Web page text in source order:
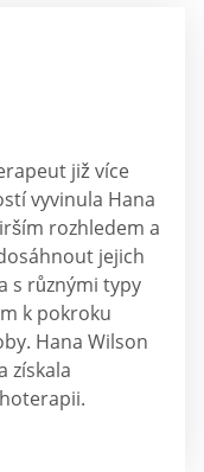
již více
vyvinula Hana
rozhledem a
jejich
s různými typy
k pokroku
Hana Wilson
získala